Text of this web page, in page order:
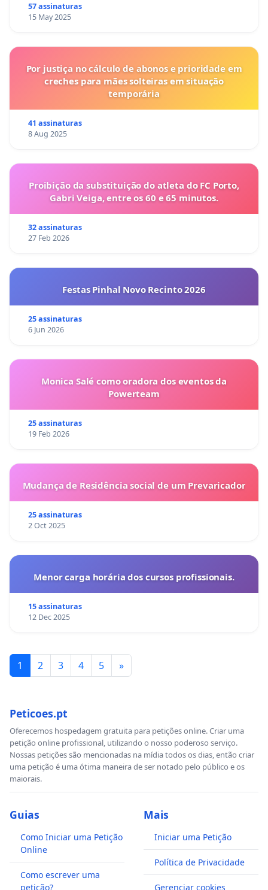
57 assinaturas
15 May 2025
Por justiça no cálculo de abonos e prioridade em
creches para mães solteiras em situação
temporária
41 assinaturas
8 Aug 2025
Proibição da substituição do atleta do FC Porto,
Gabri Veiga, entre os 60 e 65 minutos.
32 assinaturas
27 Feb 2026
Festas Pinhal Novo Recinto 2026
25 assinaturas
6 Jun 2026
Monica Salé como oradora dos eventos da
Powerteam
25 assinaturas
19 Feb 2026
Mudança de Residência social de um Prevaricador
25 assinaturas
2 Oct 2025
Menor carga horária dos cursos profissionais.
15 assinaturas
12 Dec 2025
1 2 3 4 5 »
Peticoes.pt
Oferecemos hospedagem gratuita para petições online. Criar uma
petição online profissional, utilizando o nosso poderoso serviço.
Nossas petições são mencionadas na mídia todos os dias, então criar
uma petição é uma ótima maneira de ser notado pelo público e os
maiorais.
Guias
Como Iniciar uma Petição
Online
Como escrever uma
petição?
Mais
Iniciar uma Petição
Política de Privacidade
Gerenciar cookies